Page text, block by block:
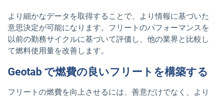
より細かなデータを取得することで、より情報に基づいた
意思決定が可能になります。フリートのパフォーマンスを
以前の勤務サイクルに基づいて評価し、他の業界と比較し
て燃料使用量を改善します。
Geotab で燃費の良いフリートを構築する
フリートの燃費を向上させるには、善意だけでなく、より